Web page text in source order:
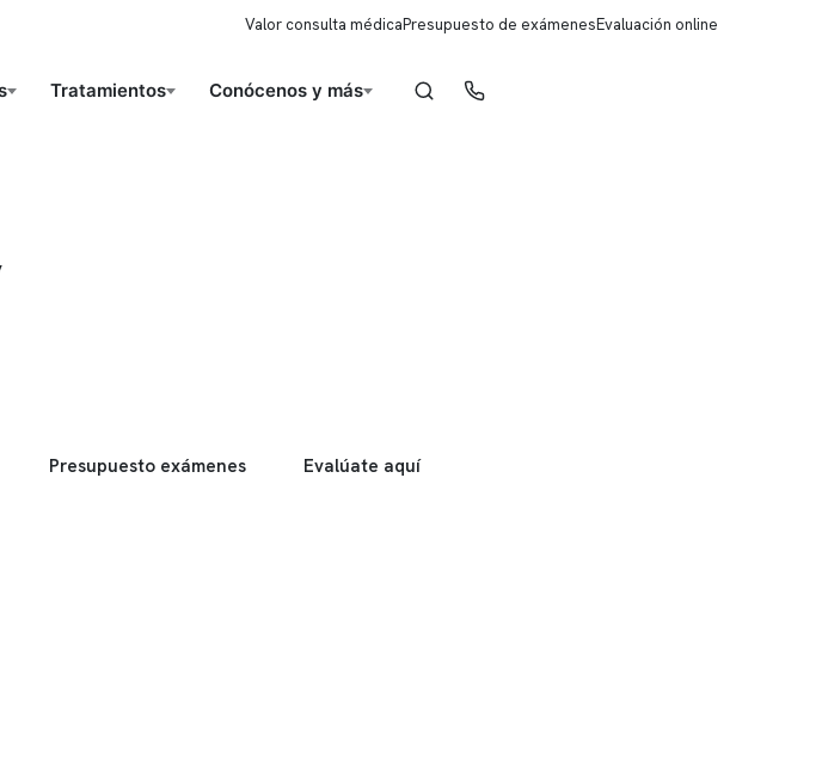
Valor consulta médicaPresupuesto de exámenesEvaluación online
Tratamientos Conócenos y más
Presupuesto exámenes Evalúate aquí